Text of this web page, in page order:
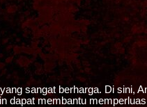
sangat berharga. Di sini,
membantu